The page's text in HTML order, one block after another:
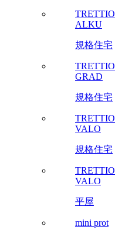
TRETTIO
ALKU
規格住宅
TRETTIO
GRAD
規格住宅
TRETTIO
VALO
規格住宅
TRETTIO
VALO
平屋
mini prot